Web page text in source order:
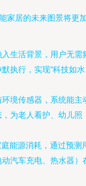
家居的未来图景将更
生活背景，用户无需
执行，实现“科技如
境传感器，系统能主
为老人看护、幼儿照
能源消耗，通过预测
汽车充电、热水器）